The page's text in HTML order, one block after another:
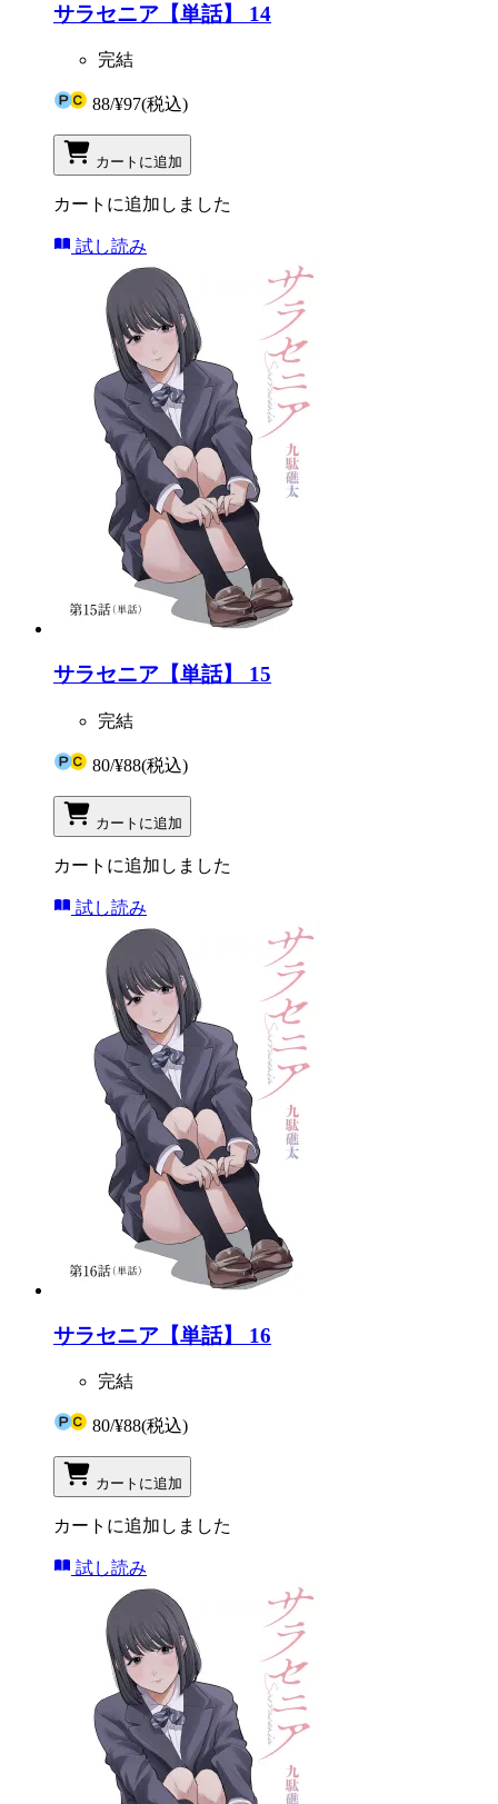
サラセニア【単話】 14
完結
88/¥97(税込)
カートに追加
カートに追加しました
試し読み
サラセニア【単話】 15
完結
80/¥88(税込)
カートに追加
カートに追加しました
試し読み
サラセニア【単話】 16
完結
80/¥88(税込)
カートに追加
カートに追加しました
試し読み